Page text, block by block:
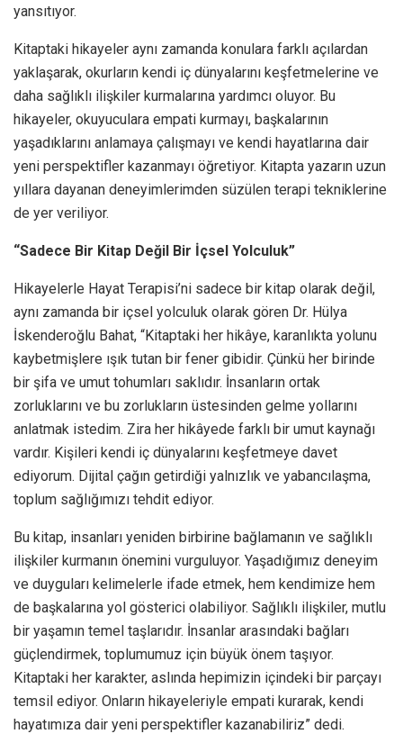
yansıtıyor.
Kitaptaki hikayeler aynı zamanda konulara farklı açılardan
yaklaşarak, okurların kendi iç dünyalarını keşfetmelerine ve
daha sağlıklı ilişkiler kurmalarına yardımcı oluyor. Bu
hikayeler, okuyuculara empati kurmayı, başkalarının
yaşadıklarını anlamaya çalışmayı ve kendi hayatlarına dair
yeni perspektifler kazanmayı öğretiyor. Kitapta yazarın uzun
yıllara dayanan deneyimlerimden süzülen terapi tekniklerine
de yer veriliyor.
“Sadece Bir Kitap Değil Bir İçsel Yolculuk”
Hikayelerle Hayat Terapisi’ni sadece bir kitap olarak değil,
aynı zamanda bir içsel yolculuk olarak gören Dr. Hülya
İskenderoğlu Bahat, “Kitaptaki her hikâye, karanlıkta yolunu
kaybetmişlere ışık tutan bir fener gibidir. Çünkü her birinde
bir şifa ve umut tohumları saklıdır. İnsanların ortak
zorluklarını ve bu zorlukların üstesinden gelme yollarını
anlatmak istedim. Zira her hikâyede farklı bir umut kaynağı
vardır. Kişileri kendi iç dünyalarını keşfetmeye davet
ediyorum. Dijital çağın getirdiği yalnızlık ve yabancılaşma,
toplum sağlığımızı tehdit ediyor.
Bu kitap, insanları yeniden birbirine bağlamanın ve sağlıklı
ilişkiler kurmanın önemini vurguluyor. Yaşadığımız deneyim
ve duyguları kelimelerle ifade etmek, hem kendimize hem
de başkalarına yol gösterici olabiliyor. Sağlıklı ilişkiler, mutlu
bir yaşamın temel taşlarıdır. İnsanlar arasındaki bağları
güçlendirmek, toplumumuz için büyük önem taşıyor.
Kitaptaki her karakter, aslında hepimizin içindeki bir parçayı
temsil ediyor. Onların hikayeleriyle empati kurarak, kendi
hayatımıza dair yeni perspektifler kazanabiliriz” dedi.